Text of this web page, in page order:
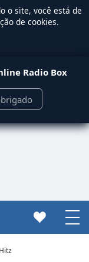
o site, você está de
de cookies.
Radio Box